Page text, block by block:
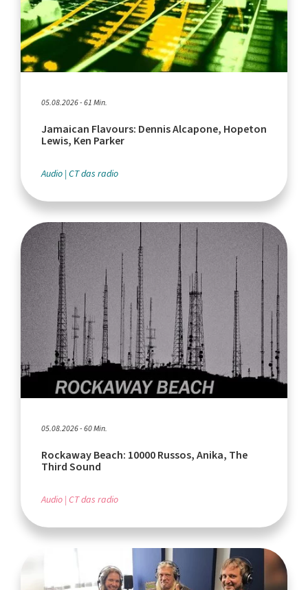
05.08.2026 - 61 Min.
Jamaican Flavours: Dennis Alcapone, Hopeton
Lewis, Ken Parker
Audio CT das radio
05.08.2026 - 60 Min.
Rockaway Beach: 10000 Russos, Anika, The
Third Sound
Audio CT das radio